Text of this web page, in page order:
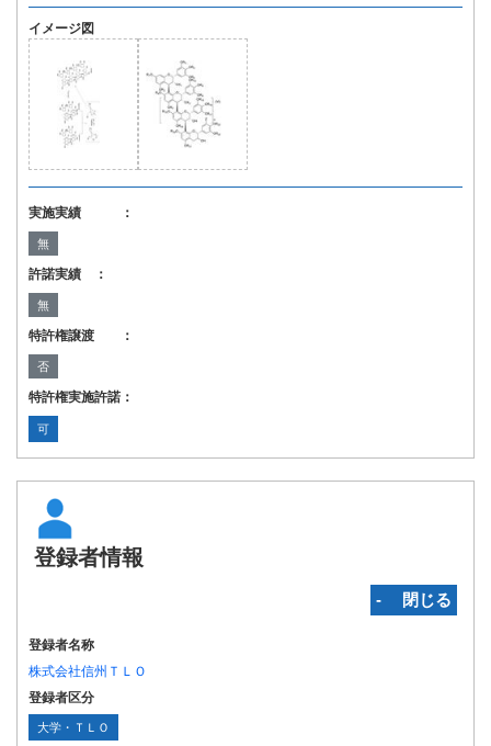
イメージ図
実施実績 ：
無
許諾実績 ：
無
特許権譲渡 ：
否
特許権実施許諾：
可
登録者情報
‐ 閉じる
登録者名称
株式会社信州ＴＬＯ
登録者区分
大学・ＴＬＯ